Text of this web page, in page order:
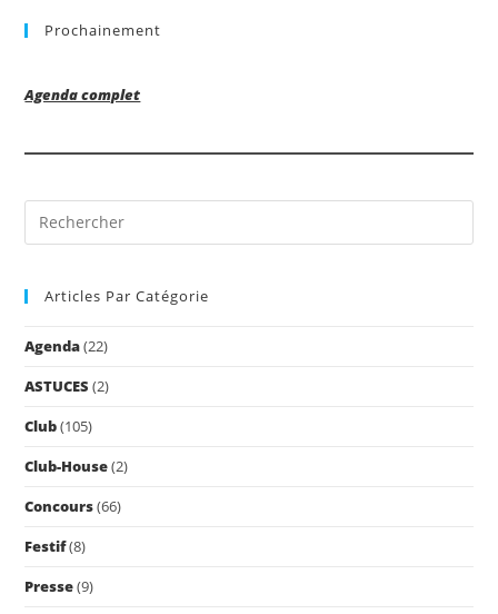
Prochainement
Agenda complet
Articles Par Catégorie
Agenda(22)
ASTUCES (2)
Club(105)
Club-House(2)
Concours(66)
Festif(8)
Presse(9)